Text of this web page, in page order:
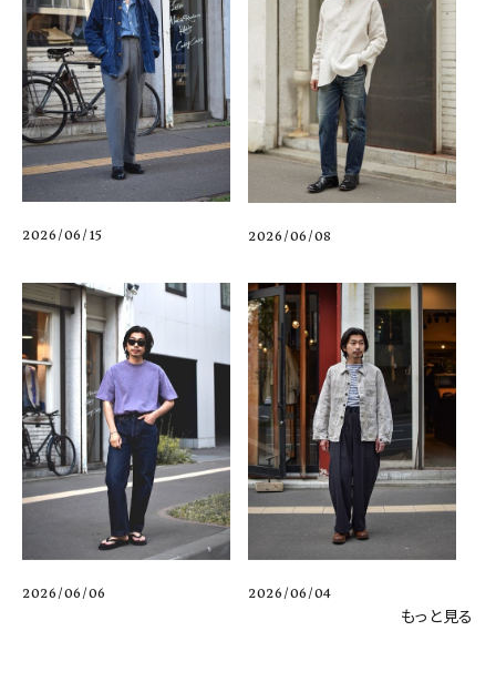
2026/06/15 2026/06/08
2026/06/06 2026/06/04
もっと見る